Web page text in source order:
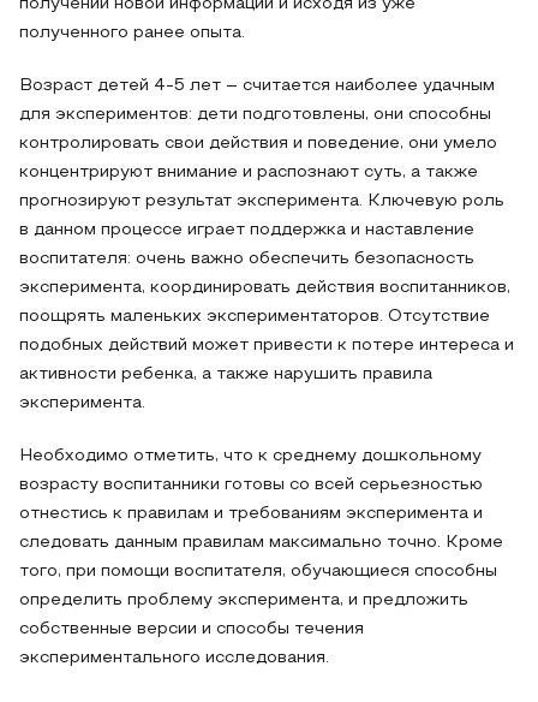
получении новой информации и исходя из уже
полученного ранее опыта.
Возраст детей 4-5 лет – считается наиболее удачным
для экспериментов: дети подготовлены, они способны
контролировать свои действия и поведение, они умело
концентрируют внимание и распознают суть, а также
прогнозируют результат эксперимента. Ключевую роль
в данном процессе играет поддержка и наставление
воспитателя: очень важно обеспечить безопасность
эксперимента, координировать действия воспитанников,
поощрять маленьких экспериментаторов. Отсутствие
подобных действий может привести к потере интереса и
активности ребенка, а также нарушить правила
эксперимента.
Необходимо отметить, что к среднему дошкольному
возрасту воспитанники готовы со всей серьезностью
отнестись к правилам и требованиям эксперимента и
следовать данным правилам максимально точно. Кроме
того, при помощи воспитателя, обучающиеся способны
определить проблему эксперимента, и предложить
собственные версии и способы течения
экспериментального исследования.